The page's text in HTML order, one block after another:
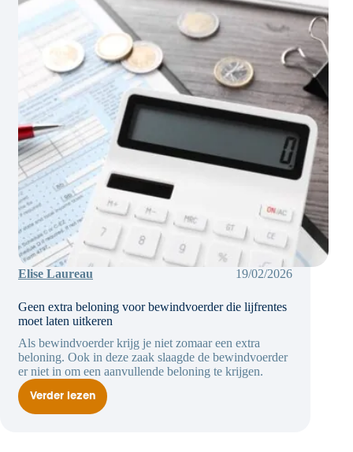
verlaten
Elise Laureau 19/02/2026
Geen extra beloning voor bewindvoerder die lijfrentes
moet laten uitkeren
Als bewindvoerder krijg je niet zomaar een extra
beloning. Ook in deze zaak slaagde de bewindvoerder
er niet in om een aanvullende beloning te krijgen.
Verder lezen
Geen